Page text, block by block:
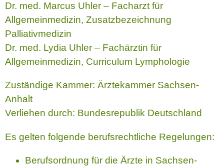
Dr. med. Marcus Uhler – Facharzt für
Allgemeinmedizin, Zusatzbezeichnung
Palliativmedizin
Dr. med. Lydia Uhler – Fachärztin für
Allgemeinmedizin, Curriculum Lymphologie
Zuständige Kammer: Ärztekammer Sachsen-
Anhalt
Verliehen durch: Bundesrepublik Deutschland
Es gelten folgende berufsrechtliche Regelungen:
Berufsordnung für die Ärzte in Sachsen-